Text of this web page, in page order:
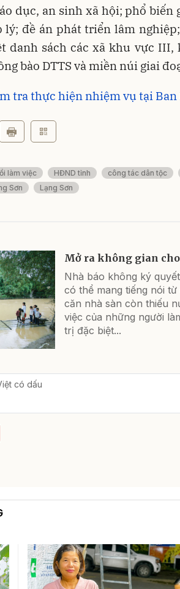
dục, an sinh xã hội; phổ biến
lý; đề án phát triển lâm
danh sách các xã khu vực
bào DTTS và miền núi giai
tra thực hiện nhiệm vụ tại
làm việc HĐND tỉnh công tác dân tộc
Sơn
Lạng Sơn
Mở ra không gian
Nhà báo không ký
có thể mang tiếng nói
căn nhà sàn còn thiếu
việc của những người
trị đặc biệt...